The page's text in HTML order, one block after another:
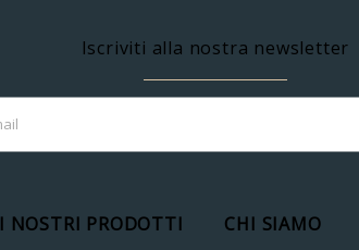
Iscriviti alla nostra newsletter
I NOSTRI PRODOTTI CHI SIAMO